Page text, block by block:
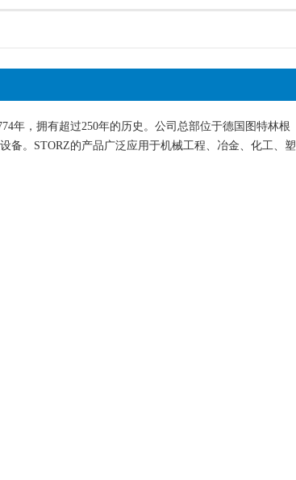
年，拥有超过250年的历史。公司总部位于德国图特林根
备。STORZ的产品广泛应用于机械工程、冶金、化工、塑